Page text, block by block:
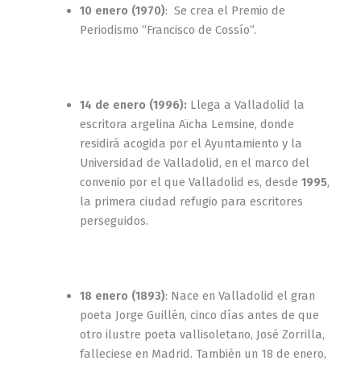
10 enero (1970): Se crea el Premio de
Periodismo “Francisco de Cossío”.
14 de enero (1996): Llega a Valladolid la
escritora argelina Aïcha Lemsine, donde
residirá acogida por el Ayuntamiento y la
Universidad de Valladolid, en el marco del
convenio por el que Valladolid es, desde 1995,
la primera ciudad refugio para escritores
perseguidos.
18 enero (1893): Nace en Valladolid el gran
poeta Jorge Guillén, cinco días antes de que
otro ilustre poeta vallisoletano, José Zorrilla,
falleciese en Madrid. También un 18 de enero,